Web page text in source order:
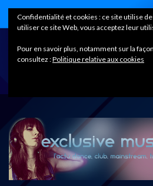
Home
Confidentialité et cookies : ce site utilise
utiliser ce site Web, vous acceptez leur
Pour en savoir plus, notamment sur la
consultez :Politique relative aux cookies